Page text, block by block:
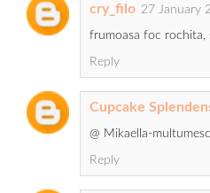
cry_filo 27 January
frumoasa foc rochita,
Reply
Cupcake
@ Mikaella-
Reply